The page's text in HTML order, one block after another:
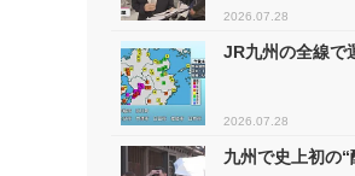
2026.07.28
JR九州の全線
2026.07.28
九州で史上初の